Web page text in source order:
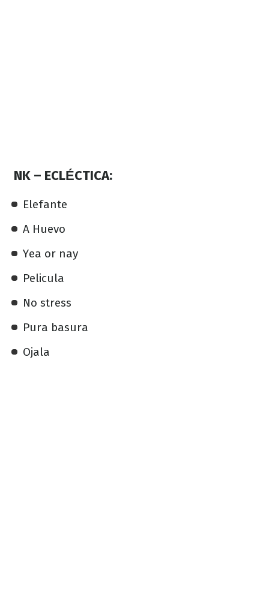
NK – ECLÉCTICA:
Elefante
A Huevo
Yea or nay
Pelicula
No stress
Pura basura
Ojala